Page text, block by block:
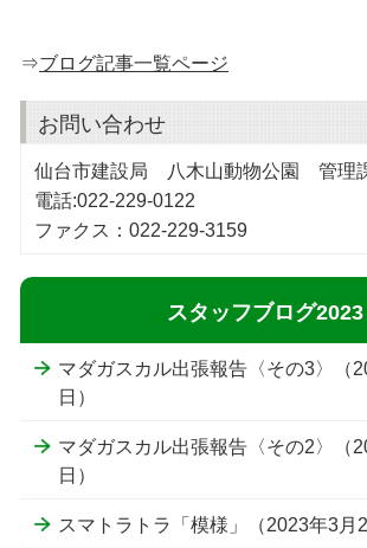
⇒ブログ記事一覧ページ
お問い合わせ
仙台市建設局 八木山動物公園 管理
電話:022-229-0122
ファクス：022-229-3159
スタッフブログ2023
マダガスカル出張報告〈その3〉（
日）
マダガスカル出張報告〈その2〉（
日）
スマトラトラ「模様」（2023年3月2